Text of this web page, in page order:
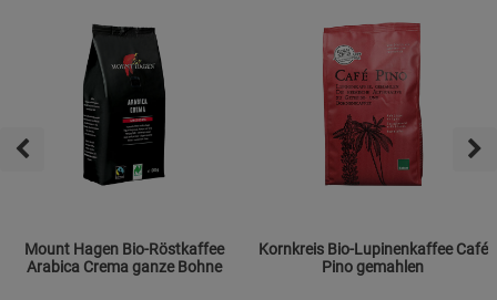
Mount Hagen Bio-Röstkaffee
Arabica Crema ganze Bohne
Kornkreis Bio-Lupinenkaffee Café
Pino gemahlen